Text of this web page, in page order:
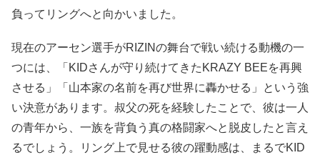
負ってリングへと向かいました。
現在のアーセン選手がRIZINの舞台で戦い続ける動機の一
つには、「KIDさんが守り続けてきたKRAZY BEEを再興
させる」「山本家の名前を再び世界に轟かせる」という強
い決意があります。叔父の死を経験したことで、彼は一人
の青年から、一族を背負う真の格闘家へと脱皮したと言え
るでしょう。リング上で見せる彼の躍動感は、まるでKID